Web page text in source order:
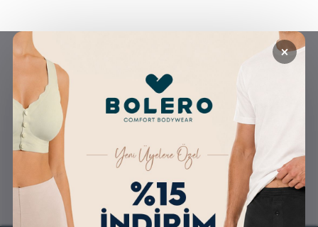
ÜCRETSİZ KARGO GÜVENLİ ALIŞVERİŞ
KOLAY İADE & DEĞİŞİM
ALTERNATİF ÖDEME
İMKANLARI
×